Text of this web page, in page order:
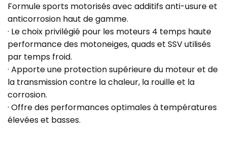
Formule sports motorisés avec additifs anti-usure et
anticorrosion haut de gamme.
· Le choix privilégié pour les moteurs 4 temps haute
performance des motoneiges, quads et SSV utilisés
par temps froid.
· Apporte une protection supérieure du moteur et de
la transmission contre la chaleur, la rouille et la
corrosion.
· Offre des performances optimales à températures
élevées et basses.